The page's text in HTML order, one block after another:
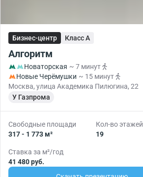
Бизнес-центр Класс A
Алгоритм
Новаторская ~ 7 минут
Новые Черёмушки ~ 15 минут
Москва, улица Академика Пилюгина, 22
У Газпрома
Свободные площади
317 - 1 773 м²
Кол-во этажей
19
Ставка за м²/год
41 480 руб.